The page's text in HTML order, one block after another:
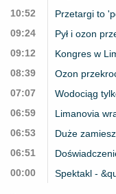
10:52
Przetargi to
09:24
Pył i ozon
09:12
Kongres w
08:39
Ozon
07:07
Wodociąg
06:59
Limanovia
06:53
Duże
06:51
00:00
Spektakl -